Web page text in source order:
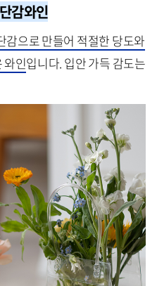
감와인
감으로 만들어 적절한 당도와
와인입니다. 입안 가득 감도는